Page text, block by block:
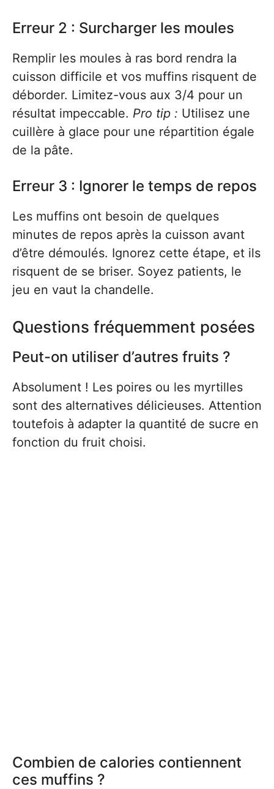
Erreur 2 : Surcharger les moules
Remplir les moules à ras bord rendra la
cuisson difficile et vos muffins risquent de
déborder. Limitez-vous aux 3/4 pour un
résultat impeccable. Pro tip : Utilisez une
cuillère à glace pour une répartition égale
de la pâte.
Erreur 3 : Ignorer le temps de repos
Les muffins ont besoin de quelques
minutes de repos après la cuisson avant
d’être démoulés. Ignorez cette étape, et ils
risquent de se briser. Soyez patients, le
jeu en vaut la chandelle.
Questions fréquemment posées
Peut-on utiliser d’autres fruits ?
Absolument ! Les poires ou les myrtilles
sont des alternatives délicieuses. Attention
toutefois à adapter la quantité de sucre en
fonction du fruit choisi.
Combien de calories contiennent
ces muffins ?